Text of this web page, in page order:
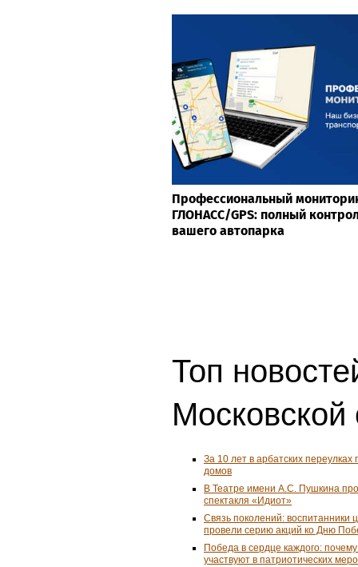
Профессиональный
ГЛОНАСС/GPS: полный
вашего автопарка
Топ
Московской
За 10 лет в арбатских переулках
домов
В Театре имени А.С. Пушкина
спектакля «Идиот»
Связь поколений: воспитанники
провели серию акций ко Дню
Победа в сердце каждого:
участвуют в патриотических